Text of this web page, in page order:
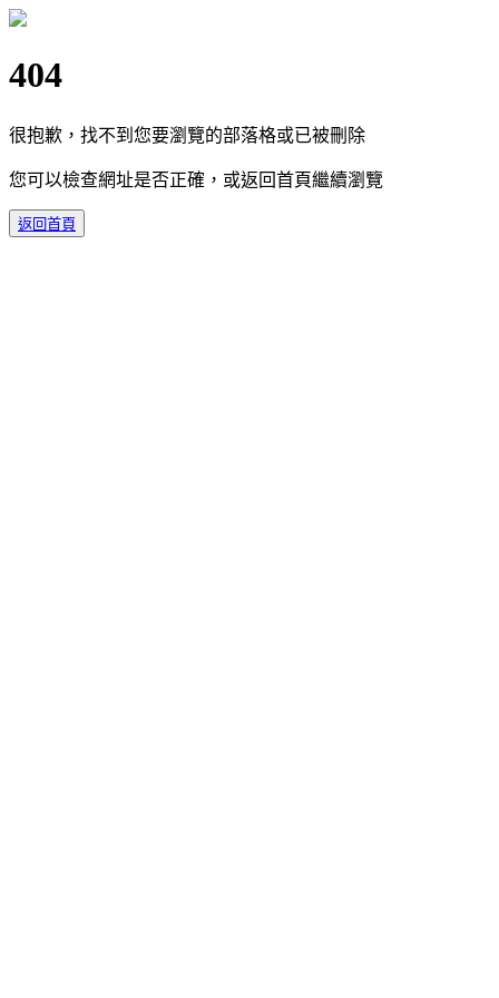
404
很抱歉，找不到您要瀏覽的部落格或已被刪除
您可以檢查網址是否正確，或返回首頁繼續瀏覽
返回首頁